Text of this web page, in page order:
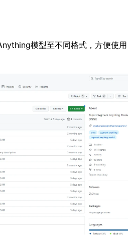
模型至不同格式，方便使